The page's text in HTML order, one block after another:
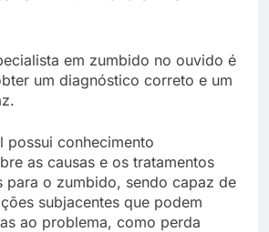
em zumbido no ouvido é
um diagnóstico correto e um
possui conhecimento
as causas e os tratamentos
para o zumbido, sendo capaz de
subjacentes que podem
ao problema, como perda